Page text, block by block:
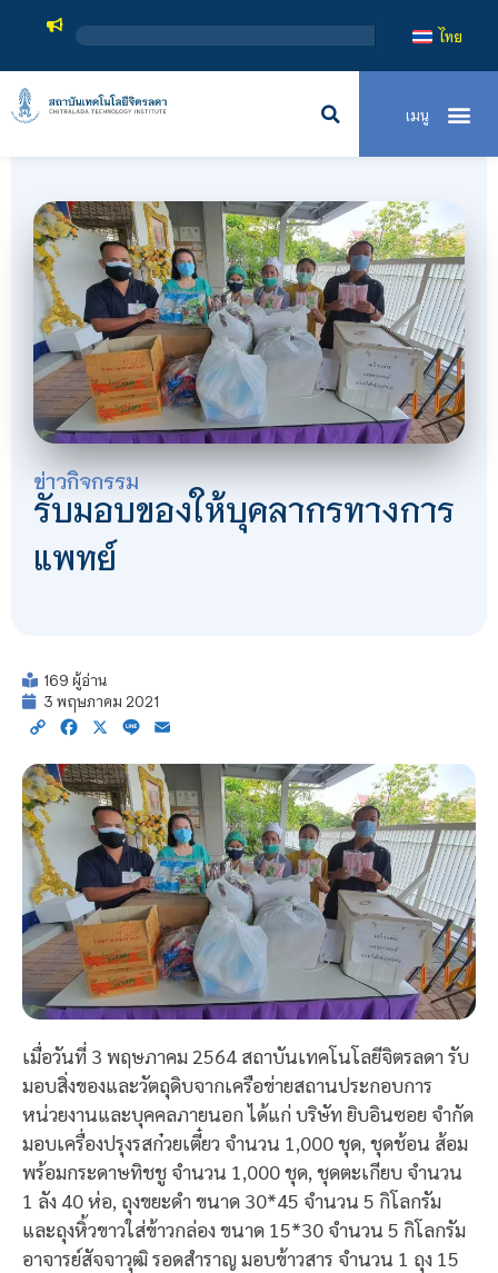
สถาบันเทคโนโลยีจิ
ไทย
ข่าวกิจกรรม
รับมอบของให้บุคลากรทางการ
แพทย์
169 ผู้อ่าน
3 พฤษภาคม 2021
Copy Facebook
X Line
เมื่อวันที่ 3 พฤษภาคม 2564 สถาบันเทคโนโลยีจิตรลดา รับ
มอบสิ่งของและวัตถุดิบจากเครือข่ายสถานประกอบการ
หน่วยงานและบุคคลภายนอก ได้แก่ บริษัท ยิบอินซอย จํากัด
มอบเครื่องปรุงรสก๋วยเตี๋ยว จำนวน 1,000 ชุด, ชุดช้อน ส้อม
พร้อมกระดาษทิชชู จำนวน 1,000 ชุด, ชุดตะเกียบ จำนวน
1 ลัง 40 ห่อ, ถุงขยะดำ ขนาด 30*45 จำนวน 5 กิโลกรัม
และถุงหิ้วขาวใส่ข้าวกล่อง ขนาด 15*30 จำนวน 5 กิโลกรัม
อาจารย์สัจจาวุฒิ รอดสำราญ มอบข้าวสาร จำนวน 1 ถุง 15